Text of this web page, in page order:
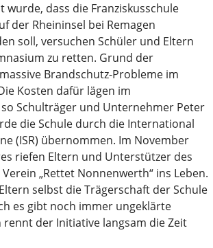
wurde, dass die Franziskusschule
der Rheininsel bei Remagen
soll, versuchen Schüler und Eltern
zu retten. Grund der
Brandschutz-Probleme im
Kosten dafür lägen im
Schulträger und Unternehmer Peter
die Schule durch die International
(ISR) übernommen. Im November
riefen Eltern und Unterstützer des
„Rettet Nonnenwerth“ ins Leben.
selbst die Trägerschaft der Schule
es gibt noch immer ungeklärte
der Initiative langsam die Zeit